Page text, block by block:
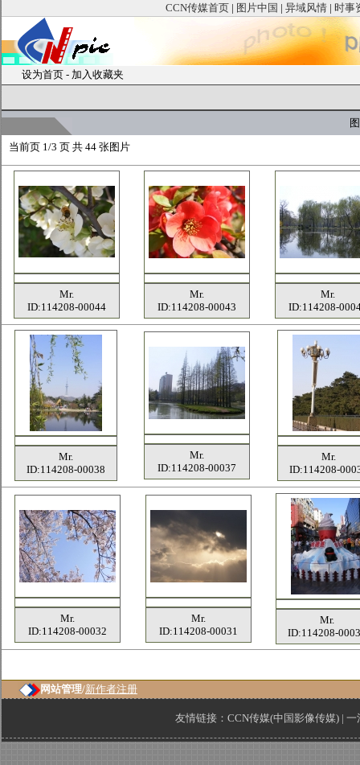
CCN传媒首页 | 图片中国 | 异域风情 | 时事
设为首页 - 加入收藏夹
图
当前页 1/3 页 共 44 张图片
Mr.
ID:114208-00044
Mr.
ID:114208-00043
Mr.
ID:114208-
Mr.
ID:114208-00038
Mr.
ID:114208-00037
Mr.
ID:114208-
Mr.
ID:114208-00032
Mr.
ID:114208-00031
Mr.
ID:114208-
网站管理/新作者注册
友情链接： CCN传媒(中国影像传媒) | 一